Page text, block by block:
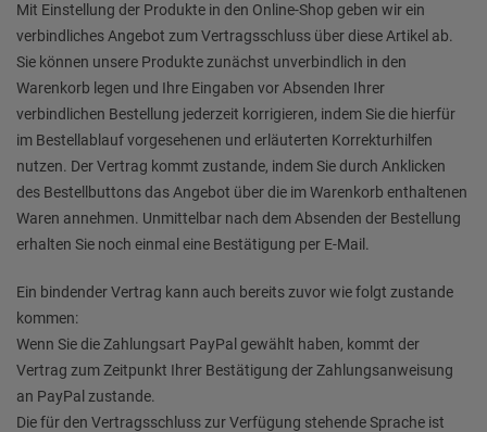
Mit Einstellung der Produkte in den Online-Shop geben wir ein
verbindliches Angebot zum Vertragsschluss über diese Artikel ab.
Sie können unsere Produkte zunächst unverbindlich in den
Warenkorb legen und Ihre Eingaben vor Absenden Ihrer
verbindlichen Bestellung jederzeit korrigieren, indem Sie die hierfür
im Bestellablauf vorgesehenen und erläuterten Korrekturhilfen
nutzen. Der Vertrag kommt zustande, indem Sie durch Anklicken
des Bestellbuttons das Angebot über die im Warenkorb enthaltenen
Waren annehmen. Unmittelbar nach dem Absenden der Bestellung
erhalten Sie noch einmal eine Bestätigung per E-Mail.
Ein bindender Vertrag kann auch bereits zuvor wie folgt zustande
kommen:
Wenn Sie die Zahlungsart PayPal gewählt haben, kommt der
Vertrag zum Zeitpunkt Ihrer Bestätigung der Zahlungsanweisung
an PayPal zustande.
Die für den Vertragsschluss zur Verfügung stehende Sprache ist